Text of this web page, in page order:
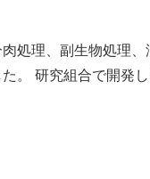
処理、副生物処理
。 研究組合で開発し